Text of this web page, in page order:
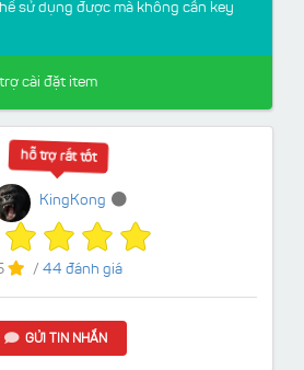
sử dụng được mà không cần key
cài đặt item
hỗ trợ rất tốt
KingKong
/ 44 đánh giá
GỬI TIN NHẮN